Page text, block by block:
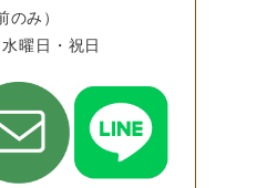
のみ）
曜日・祝日